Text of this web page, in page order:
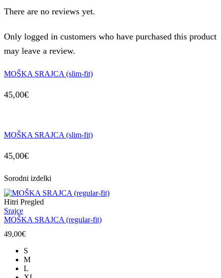
There are no reviews yet.
Only logged in customers who have purchased this product
may leave a review.
MOŠKA SRAJCA (slim-fit)
45,00€
MOŠKA SRAJCA (slim-fit)
45,00€
Sorodni izdelki
Hitri Pregled
Srajce
MOŠKA SRAJCA (regular-fit)
49,00€
S
M
L